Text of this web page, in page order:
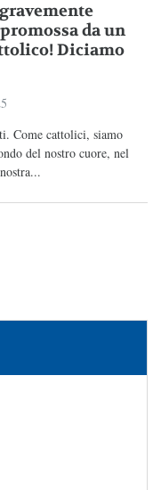
da un
Diciamo
Come cattolici, siamo
del nostro cuore, nel